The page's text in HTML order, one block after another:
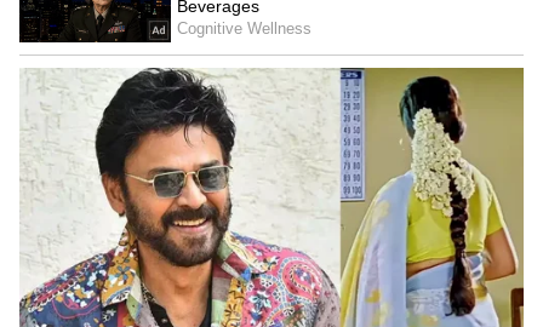
Image Credit :Gemini AI
ఫోటో ఫ్రేమ్‌లకు కొత్త రూపం
పాత ఫోటో ఫ్రేమ్‌ల అంచులపై పిస్తా పెంకులను అమర్చడం
ద్వారా వాటికి రస్టిక్ స్టైల్ లుక్ తీసుకురావచ్చు. పెంకులపై
గ్లిట్టర్ లేదా మెటాలిక్ పెయింట్ వేస్తే మరింత ఎలిగెంట్‌గా
కనిపిస్తుంది. ఫ్యామిలీ ఫోటోలు లేదా మెమరీ ఫ్రేమ్‌లకు ఇది
బాగా సెట్ అవుతుంది.
5